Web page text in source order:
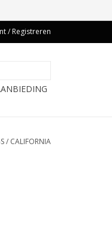
/ Registreren
/ CALIFORNIA